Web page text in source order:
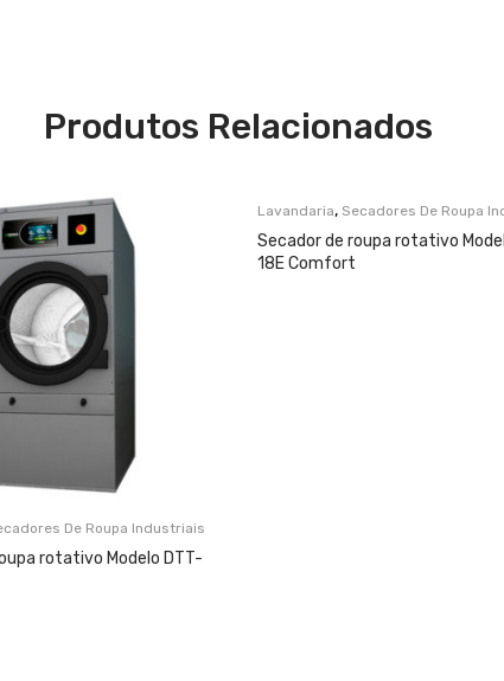
Produtos Relacionados
De Roupa Industriais
rotativo Modelo DTT-
Lavandaria, Secadores De Roupa
Secador de roupa rotativo
18E Comfort